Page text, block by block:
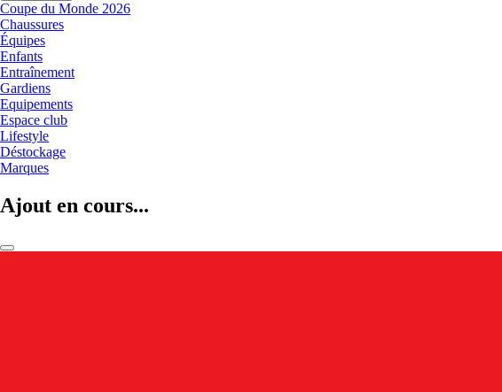
Coupe du Monde 2026
Chaussures
Équipes
Enfants
Entraînement
Gardiens
Equipements
Espace club
Lifestyle
Déstockage
Marques
Ajout en cours...